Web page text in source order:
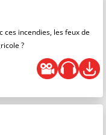
ces incendies, les feux de
?